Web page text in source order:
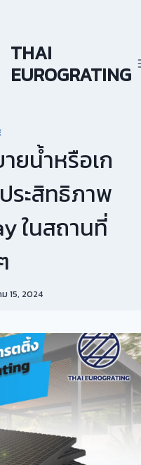
THAI
EUROGRATING
ยน้ำหรือเก
ระสิทธิภาพ
ในสถานที่
15, 2024